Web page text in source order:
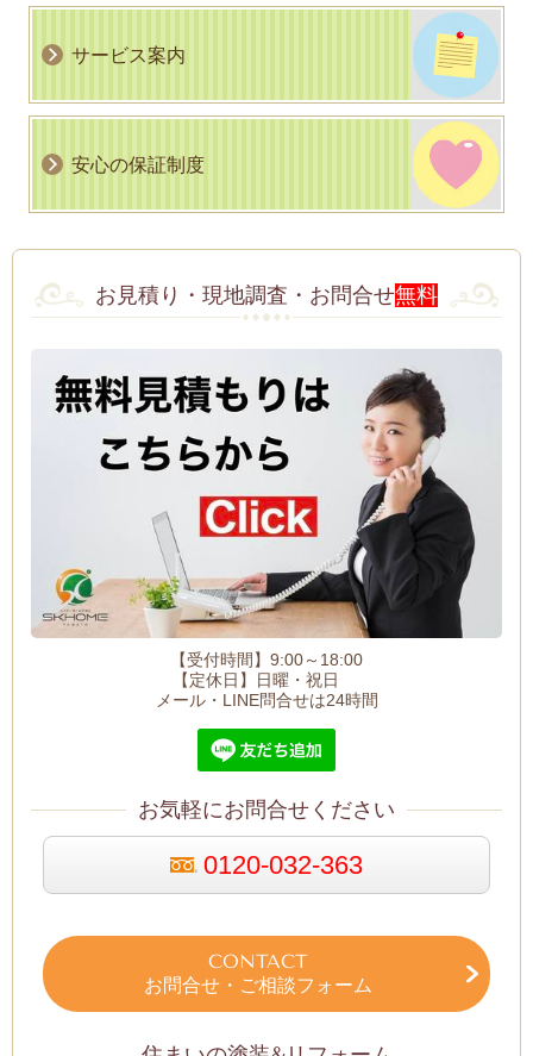
サービス案内
安心の保証制度
お見積り・現地調査・お問合せ無料
【受付時間】9:00～18:00
【定休日】日曜・祝日
メール・LINE問合せは24時間
お気軽にお問合せください
0120-032-363
CONTACT
お問合せ・ご相談フォーム